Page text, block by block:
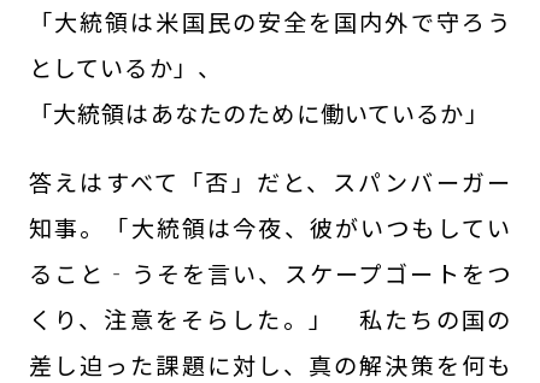
「大統領は米国民の安全を国内外で守ろう
としているか」、
「大統領はあなたのために働いているか」
答えはすべて「否」だと、スパンバーガー
知事。「大統領は今夜、彼がいつもしてい
ること‐うそを言い、スケープゴートをつ
くり、注意をそらした。」 私たちの国の
差し迫った課題に対し、真の解決策を何も